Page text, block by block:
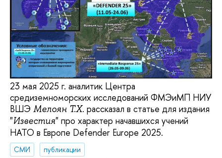
23 мая 2025 г. аналитик Центра
средиземноморских исследований ФМЭиМП НИУ
ВШЭ Мелоян Т.Х. рассказал в статье для издания
"Известия" про характер начавшихся учений
НАТО в Европе Defender Europe 2025.
СМИ
публикации